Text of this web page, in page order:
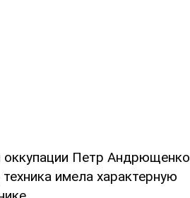
оккупации Петр
имела характерную